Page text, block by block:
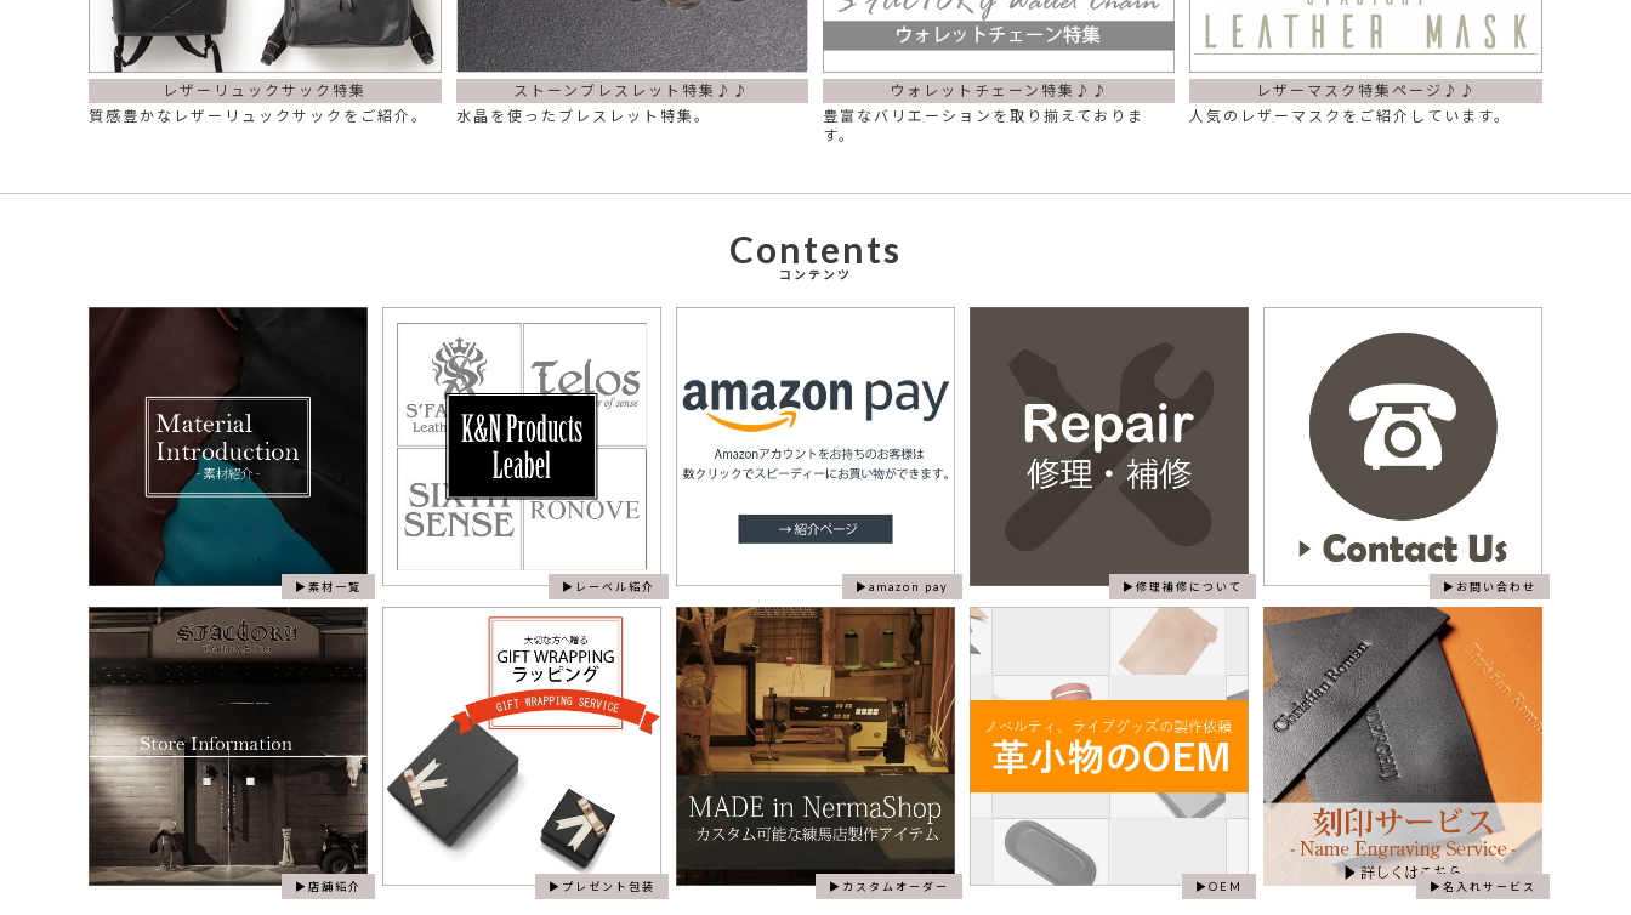
レザーリュックサック特集
質感豊かなレザーリュックサックをご紹介。
ストーンブレスレット特集♪♪
水晶を使ったブレスレット特集。
ウォレットチェーン特集♪♪
豊富なバリエーションを取り揃えておりま
す。
レザーマスク特集ページ♪♪
人気のレザーマスクをご紹介しています。
コンテンツ
Contents
素材一覧 レーベル紹介 amazon pay 修理補修について お問い合わせ
店舗紹介 プレゼント包装 カスタムオーダー OEM 名入れサービス